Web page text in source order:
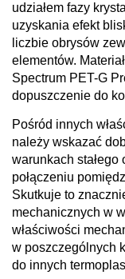
udziałem fazy
uzyskania efekt
liczbie obrysów
elementów.
Spectrum PET-G
dopuszczenie do
Pośród innych
należy wskazać
warunkach
połączeniu
Skutkuje to
mechanicznych w
właściwości
w poszczególnych
do innych